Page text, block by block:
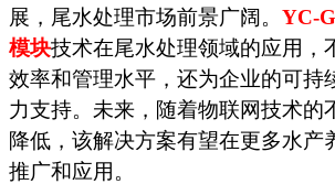
展，尾水处理市场前景广阔。 YC-
模块技术在尾水处理领域的应用，
效率和管理水平，还为企业的可持
力支持。未来，随着物联网技术的
降低，该解决方案有望在更多水产
推广和应用。